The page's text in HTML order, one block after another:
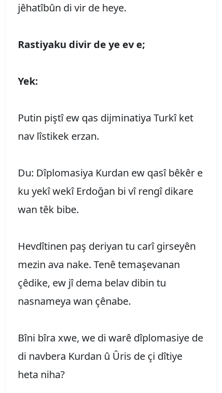
jêhatîbûn di vir de heye.
Rastiyaku divir de ye ev e;
Yek:
Putin piştî ew qas dijminatiya Turkî ket
nav lîstikek erzan.
Du: Dîplomasiya Kurdan ew qasî bêkêr e
ku yekî wekî Erdoğan bi vî rengî dikare
wan têk bibe.
Hevdîtinen paş deriyan tu carî girseyên
mezin ava nake. Tenê temaşevanan
çêdike, ew jî dema belav dibin tu
nasnameya wan çênabe.
Bîni bîra xwe, we di warê dîplomasiye de
di navbera Kurdan û Ûris de çi dîtiye
heta niha?